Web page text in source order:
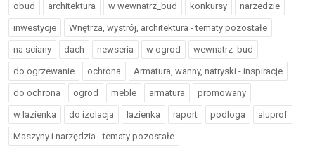
obud architektura w wewnatrz_bud konkursy narzedzie
inwestycje Wnętrza, wystrój, architektura - tematy pozostałe
na sciany dach newseria w ogrod wewnatrz_bud
do ogrzewanie ochrona Armatura, wanny, natryski - inspiracje
do ochrona ogrod meble armatura promowany
w lazienka do izolacja lazienka raport podloga aluprof
Maszyny i narzędzia - tematy pozostałe